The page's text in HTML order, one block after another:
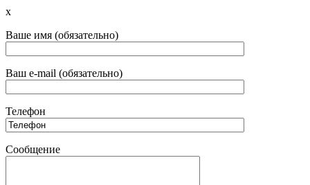
x
Ваше имя (обязательно)
Ваш e-mail (обязательно)
Телефон
Сообщение